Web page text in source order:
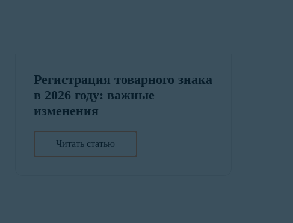
Регистрация товарного знака
в 2026 году: важные
изменения
Читать статью